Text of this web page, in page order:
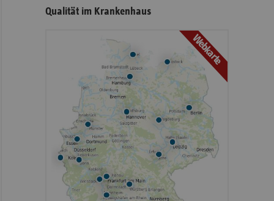
Qualität im Krankenhaus
Webkarte